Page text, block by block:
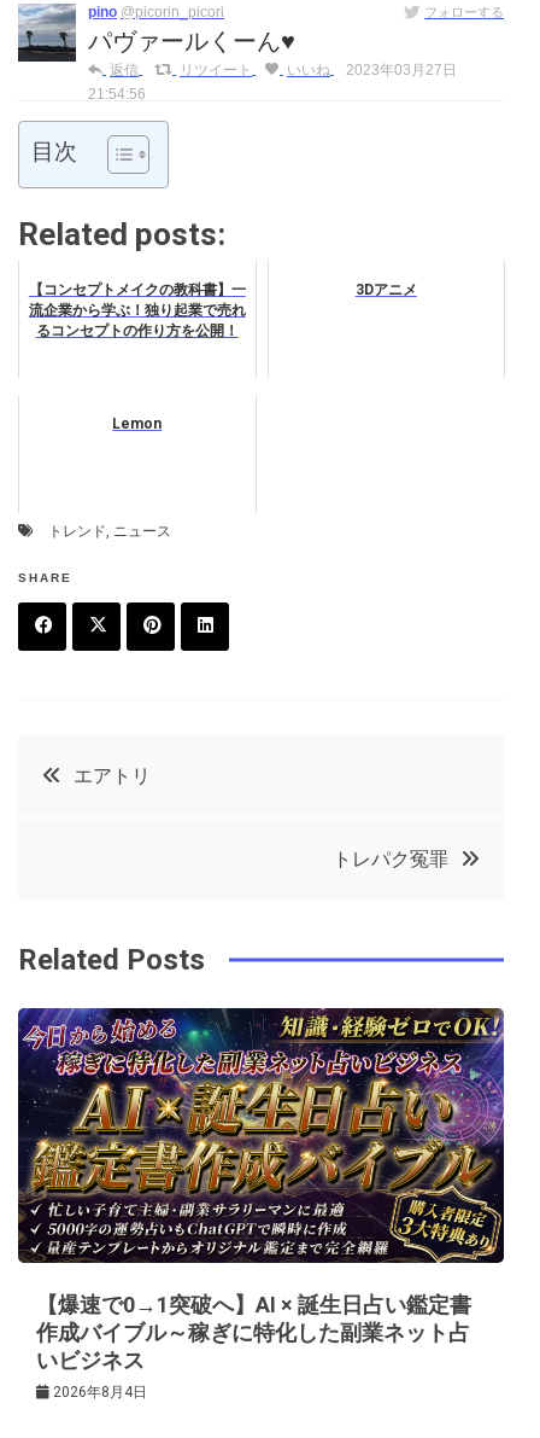
pino @picorin_picori フォローする
パヴァールくーん♥
返信 リツイート いいね
2023年03月27日
21:54:56
目次
Related posts:
【コンセプトメイクの教科書】一
流企業から学ぶ！独り起業で売れ
るコンセプトの作り方を公開！
3Dアニメ
Lemon
トレンド, ニュース
SHARE
k
t
e
t
投
ビ
ゲ
ー
シ
ョ
ン
エアトリ
トレパク冤罪
Related Posts
【爆速で0→1突破へ】AI × 誕生日占い鑑定書
作成バイブル～稼ぎに特化した副業ネット占
いビジネス
2026年8月4日